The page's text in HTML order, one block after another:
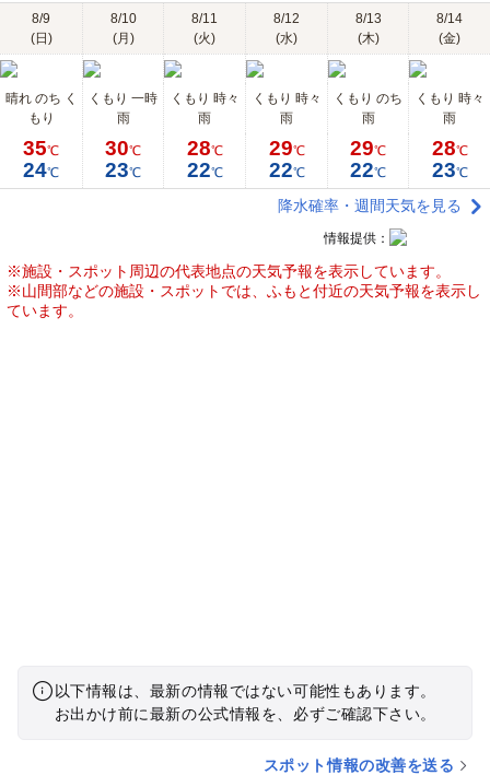
8/9
(日)
8/10
(月)
8/11
(火)
8/12
(水)
8/13
(木)
8/14
(金)
晴れ のち く
もり
くもり 一時
雨
くもり 時々
雨
くもり 時々
雨
くもり のち
雨
くもり 時々
雨
35℃
24℃
30℃
23℃
28℃
22℃
29℃
22℃
29℃
22℃
28℃
23℃
降水確率・週間天気を見る
情報提供：
※施設・スポット周辺の代表地点の天気予報を表示しています。
※山間部などの施設・スポットでは、ふもと付近の天気予報を表示し
ています。
以下情報は、最新の情報ではない可能性もあります。
お出かけ前に最新の公式情報を、必ずご確認下さい。
スポット情報の改善を送る